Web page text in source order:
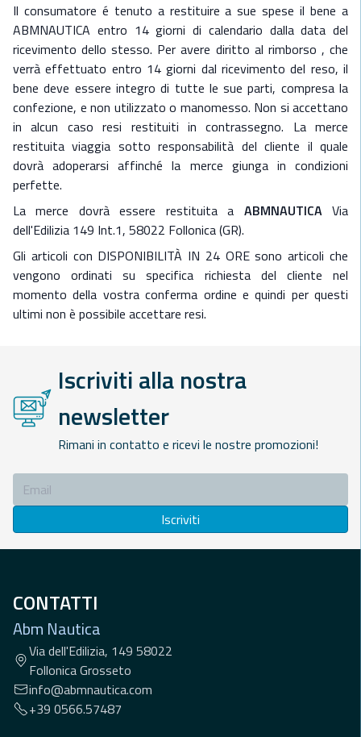
Il consumatore é tenuto a restituire a sue spese il bene a
ABMNAUTICA entro 14 giorni di calendario dalla data del
ricevimento dello stesso. Per avere diritto al rimborso , che
verrà effettuato entro 14 giorni dal ricevimento del reso, il
bene deve essere integro di tutte le sue parti, compresa la
confezione, e non utilizzato o manomesso. Non si accettano
in alcun caso resi restituiti in contrassegno. La merce
restituita viaggia sotto responsabilità del cliente il quale
dovrà adoperarsi affinché la merce giunga in condizioni
perfette.
La merce dovrà essere restituita a ABMNAUTICAVia
dell'Edilizia 149 Int.1, 58022 Follonica (GR).
Gli articoli con DISPONIBILITÀ IN 24 ORE sono articoli che
vengono ordinati su specifica richiesta del cliente nel
momento della vostra conferma ordine e quindi per questi
ultimi non è possibile accettare resi.
Iscriviti alla nostra
newsletter
Rimani in contatto e ricevi le nostre promozioni!
Iscriviti
CONTATTI
Abm Nautica
Via dell'Edilizia, 149 58022
Follonica Grosseto
info@abmnautica.com
+39 0566.57487